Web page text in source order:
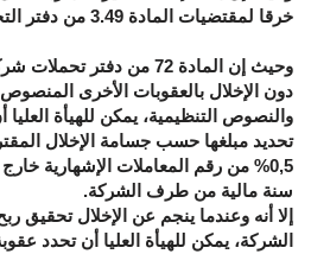
خرقا لمقتضيات المادة 3.49 من دفتر التحملات ؛
وحيث إن المادة 72 من
دون الإخلال بالعقوبات الأخرى
والنصوص التنظيمية، يمكن للهيأة العليا
تحديد مبلغها حسب جسامة الإخلال
0,5
% من رقم المعاملات الإشهارية
سنة مالية من طرف الشركة.
إلا أنه وعندما ينجم عن الإخلال
الشركة، يمكن للهيأة العليا أن تحدد